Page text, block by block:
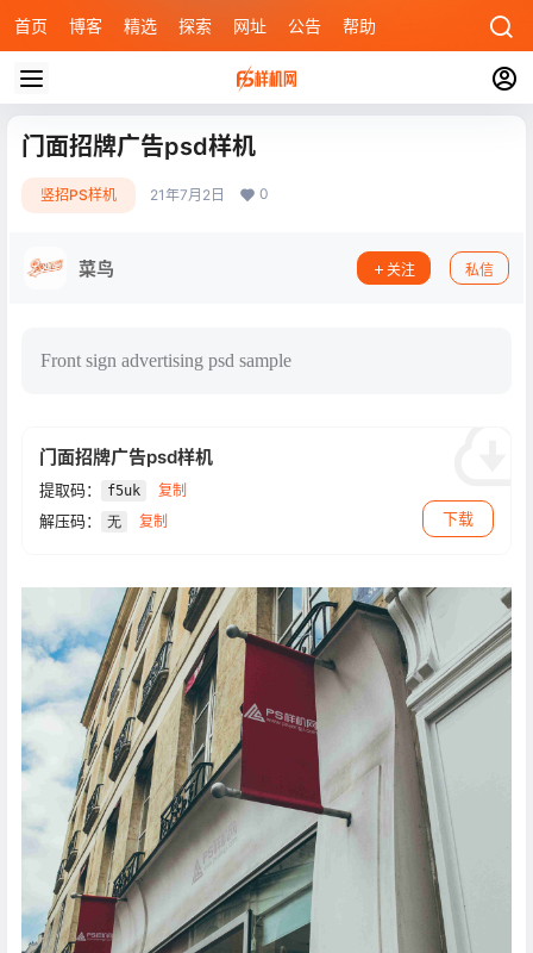
首页 博客 精选 探索 网址 公告 帮助
门面招牌广告psd样机
竖招PS样机 21年7月2日 0
菜鸟 关注 私信
Front sign advertising psd sample
门面招牌广告psd样机
提取码： f5uk 复制
解压码： 无 复制 下载